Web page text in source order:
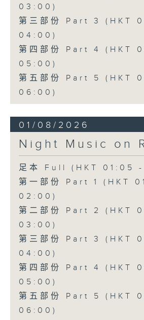
03:00)
第三部份 Part 3 (HKT
04:00)
第四部份 Part 4 (HKT
05:00)
第五部份 Part 5 (HKT
06:00)
01/08/2026
Night Music on
足本 Full (HKT 01:05
第一部份 Part 1 (HKT
02:00)
第二部份 Part 2 (HKT
03:00)
第三部份 Part 3 (HKT
04:00)
第四部份 Part 4 (HKT
05:00)
第五部份 Part 5 (HKT
06:00)